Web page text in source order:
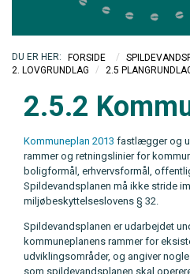
FORSIDE /
2. LOVGRUNDLAG
/ 2.5
2.5.2
Kommuneplan 2013 fastlægger og
rammer og retningslinier for
boligformål, erhvervsformål,
Spildevandsplanen må ikke stride
miljøbeskyttelseslovens § 32.
Spildevandsplanen er udarbejdet
kommuneplanens rammer for
udviklingsområder, og angiver
som spildevandsplanen skal